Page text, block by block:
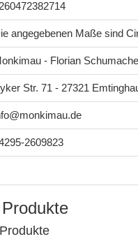
angegebenen Maße sind
- Florian
Str. 71 - 27321
2609823